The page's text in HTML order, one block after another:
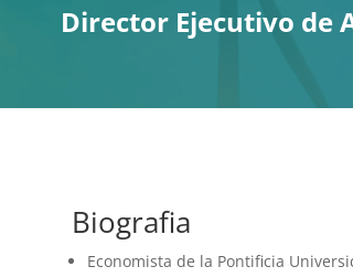
Director Ejecutivo de
Biografia​
Economista de la Pontificia